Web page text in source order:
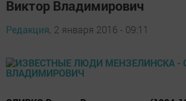
Виктор Владимирович
Редакция, 2 января 2016 - 09:11